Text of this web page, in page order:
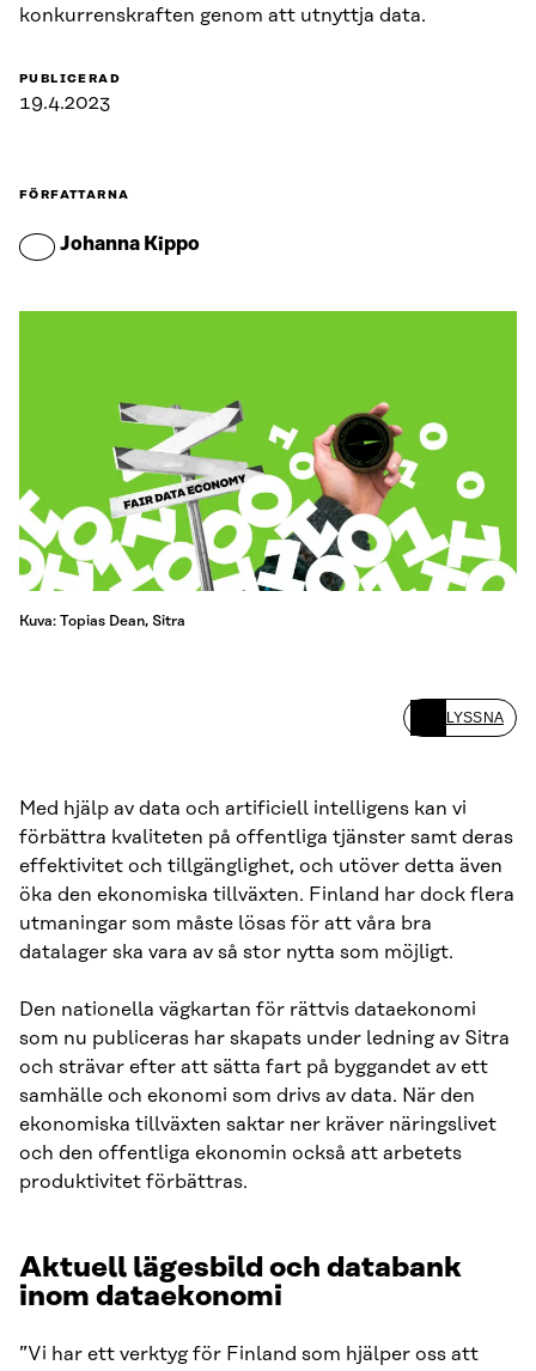
konkurrenskraften genom att utnyttja data.
PUBLICERAD
19.4.2023
FÖRFATTARNA
Johanna Kippo
Kuva: Topias Dean, Sitra
LYSSNA
Med hjälp av data och artificiell intelligens kan vi
förbättra kvaliteten på offentliga tjänster samt deras
effektivitet och tillgänglighet, och utöver detta även
öka den ekonomiska tillväxten. Finland har dock flera
utmaningar som måste lösas för att våra bra
datalager ska vara av så stor nytta som möjligt.
Den nationella vägkartan för rättvis dataekonomi
som nu publiceras har skapats under ledning av Sitra
och strävar efter att sätta fart på byggandet av ett
samhälle och ekonomi som drivs av data. När den
ekonomiska tillväxten saktar ner kräver näringslivet
och den offentliga ekonomin också att arbetets
produktivitet förbättras.
Aktuell lägesbild och databank
inom dataekonomi
”Vi har ett verktyg för Finland som hjälper oss att